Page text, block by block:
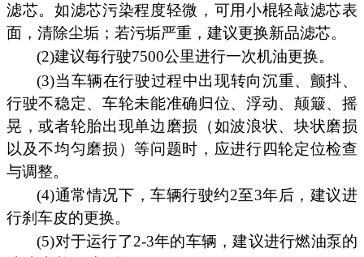
滤芯。如滤芯污染程度轻微，可用小棍轻敲滤芯表
面，清除尘垢；若污垢严重，建议更换新品滤芯。
(2)建议每行驶7500公里进行一次机油更换。
(3)当车辆在行驶过程中出现转向沉重、颤抖、
行驶不稳定、车轮未能准确归位、浮动、颠簸、摇
晃，或者轮胎出现单边磨损（如波浪状、块状磨损
以及不均匀磨损）等问题时，应进行四轮定位检查
与调整。
(4)通常情况下，车辆行驶约2至3年后，建议进
行刹车皮的更换。
(5)对于运行了2-3年的车辆，建议进行燃油泵的